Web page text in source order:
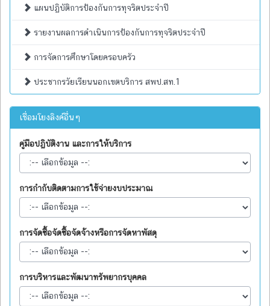
แผนปฏิบัติการป้องกันการทุจริตประจำปี
รายงานผลการดำเนินการป้องกันการทุจริตประจำปี
การจัดการศึกษาโดยครอบครัว
ประชากรวัยเรียนนอกเขตบริการ สพป.สท.1
เชื่อมโยงลิงค์อื่นๆ
คู่มือปฏิบัติงาน และการให้บริการ
การกำกับติดตามการใช้จ่ายงบประมาณ
การจัดซื้อจัดซื้อจัดจ้างหรือการจัดหาพัสดุ
การบริหารและพัฒนาทรัพยากรบุคคล